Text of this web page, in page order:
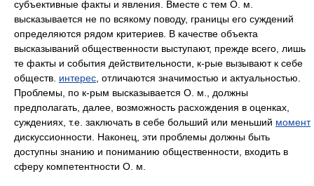
субъективные факты и явления. Вместе с тем О. м.
высказывается не по всякому поводу, границы его суждений
определяются рядом критериев. В качестве объекта
высказываний общественности выступают, прежде всего, лишь
те факты и события действительности, к-рые вызывают к себе
обществ. интерес , отличаются значимостью и актуальностью.
Проблемы, по к-рым высказывается О. м., должны
предполагать, далее, возможность расхождения в оценках,
суждениях, т.е. заключать в себе больший или меньший момент
дискуссионности. Наконец, эти проблемы должны быть
доступны знанию и пониманию общественности, входить в
сферу компетентности О. м.